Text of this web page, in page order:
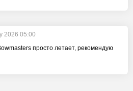
2026 05:00
просто летает, рекомендую